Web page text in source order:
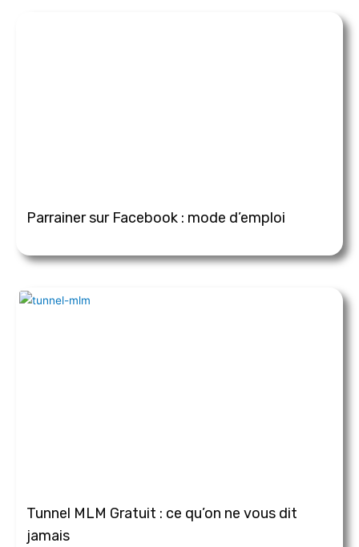
Parrainer sur Facebook : mode d’emploi
Tunnel MLM Gratuit : ce qu’on ne vous dit
jamais